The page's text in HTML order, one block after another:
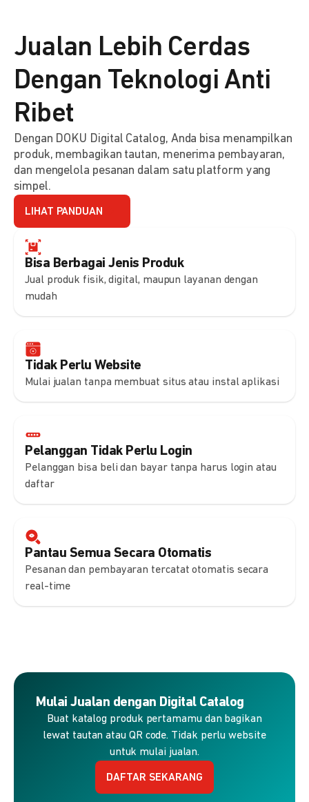
Bisa Berbagai Jenis Produk
Jual produk fisik, digital, maupun layanan dengan
mudah
Tidak Perlu Website
Mulai jualan tanpa membuat situs atau instal aplikasi
Pelanggan Tidak Perlu Login
Pelanggan bisa beli dan bayar tanpa harus login atau
daftar
Pantau Semua Secara Otomatis
Pesanan dan pembayaran tercatat otomatis secara
real-time
Jualan Lebih Cerdas
Dengan Teknologi Anti
Ribet
Dengan DOKU Digital Catalog, Anda bisa menampilkan
produk, membagikan tautan, menerima pembayaran,
dan mengelola pesanan dalam satu platform yang
simpel.
LIHAT PANDUAN
Mulai Jualan dengan Digital Catalog
Buat katalog produk pertamamu dan bagikan
lewat tautan atau QR code. Tidak perlu website
untuk mulai jualan.
DAFTAR SEKARANG